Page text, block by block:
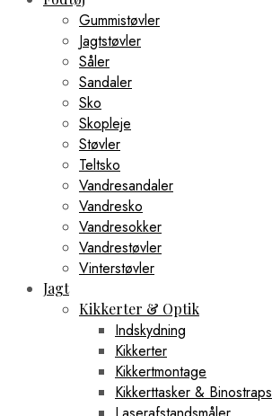
Gummistøvler
Jagtstøvler
Såler
Sandaler
Sko
Skopleje
Støvler
Teltsko
Vandresandaler
Vandresko
Vandresokker
Vandrestøvler
Vinterstøvler
Jagt
Kikkerter & Optik
Indskydning
Kikkerter
Kikkertmontage
Kikkerttasker & Binostraps